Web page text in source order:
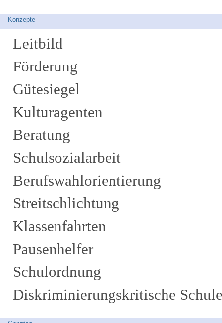
Konzepte
Leitbild
Förderung
Gütesiegel
Kulturagenten
Beratung
Schulsozialarbeit
Berufswahlorientierung
Streitschlichtung
Klassenfahrten
Pausenhelfer
Schulordnung
Diskriminierungskritische Schule